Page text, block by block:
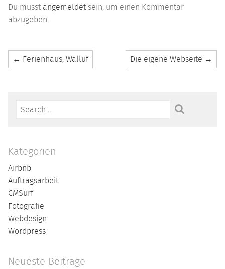
Du musstangemeldetsein, um einen Kommentar
abzugeben.
← Ferienhaus, Walluf Die eigene Webseite →
Suchen
Kategorien
Airbnb
Auftragsarbeit
CMSurf
Fotografie
Webdesign
Wordpress
Neueste Beiträge